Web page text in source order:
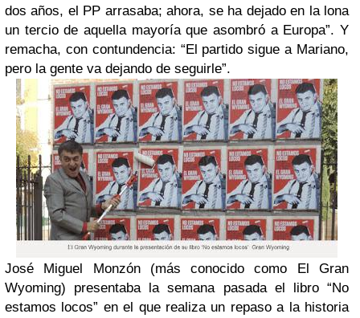
dos años, el PP arrasaba; ahora, se ha dejado en la lona
un tercio de aquella mayoría que asombró a Europa”. Y
remacha, con contundencia: “El partido sigue a Mariano,
pero la gente va dejando de seguirle”.
José Miguel Monzón (más conocido como El Gran
Wyoming) presentaba la semana pasada el libro “No
estamos locos” en el que realiza un repaso a la historia